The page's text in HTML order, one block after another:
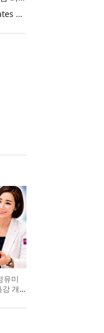
Power Integrations Demonstrates World’s First 2200 V GaN Technology for Next-Era High-Voltage Power Systems
유미
개